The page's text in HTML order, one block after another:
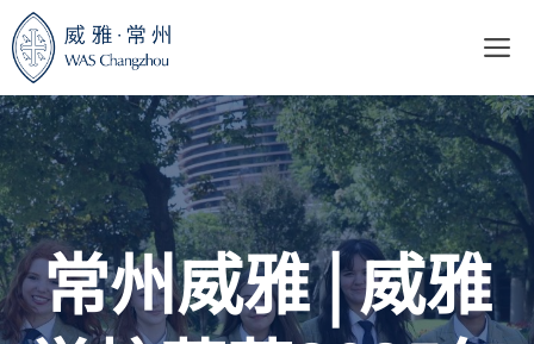
至
内
容
菜
单
常州威雅 | 威雅